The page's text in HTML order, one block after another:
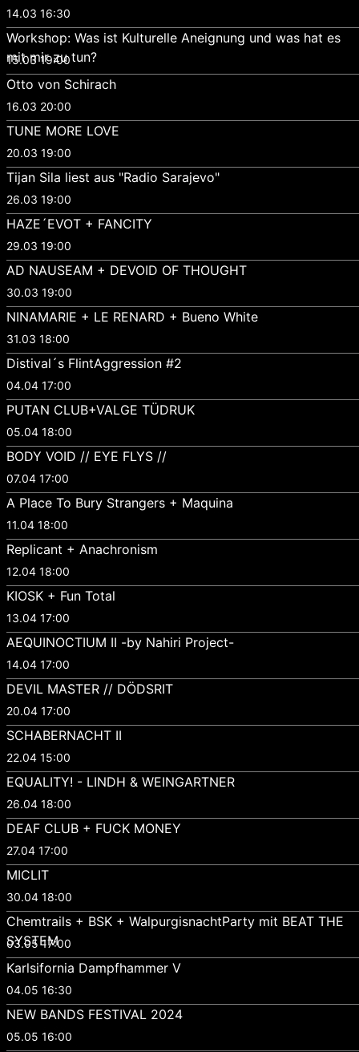
14.03 16:30
Workshop: Was ist Kulturelle Aneignung und was hat es
mit mir zu tun?
15.03 19:00
Otto von Schirach
16.03 20:00
TUNE MORE LOVE
20.03 19:00
Tijan Sila liest aus "Radio Sarajevo"
26.03 19:00
HAZE´EVOT + FANCITY
29.03 19:00
AD NAUSEAM + DEVOID OF THOUGHT
30.03 19:00
NINAMARIE + LE RENARD + Bueno White
31.03 18:00
Distival´s FlintAggression #2
04.04 17:00
PUTAN CLUB+VALGE TÜDRUK
05.04 18:00
BODY VOID // EYE FLYS //
07.04 17:00
A Place To Bury Strangers + Maquina
11.04 18:00
Replicant + Anachronism
12.04 18:00
KIOSK + Fun Total
13.04 17:00
AEQUINOCTIUM II -by Nahiri Project-
14.04 17:00
DEVIL MASTER // DÖDSRIT
20.04 17:00
SCHABERNACHT II
22.04 15:00
EQUALITY! - LINDH & WEINGARTNER
26.04 18:00
DEAF CLUB + FUCK MONEY
27.04 17:00
MICLIT
30.04 18:00
Chemtrails + BSK + WalpurgisnachtParty mit BEAT THE
SYSTEM
03.05 17:00
Karlsifornia Dampfhammer V
04.05 16:30
NEW BANDS FESTIVAL 2024
05.05 16:00